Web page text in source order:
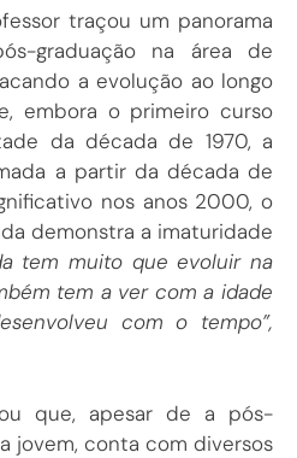
traçou um panorama
graduação na área de
a evolução ao longo
embora o primeiro curso
da década de 1970, a
a partir da década de
nos anos 2000, o
demonstra a imaturidade
tem muito que evoluir na
tem a ver com a idade
com o tempo”,
que, apesar de a pós-
jovem, conta com diversos